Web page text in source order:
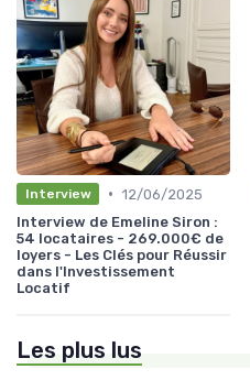
Interview • 12/06/2025
Interview de Emeline Siron :
54 locataires - 269.000€ de
loyers - Les Clés pour Réussir
dans l'Investissement
Locatif
Les plus lus